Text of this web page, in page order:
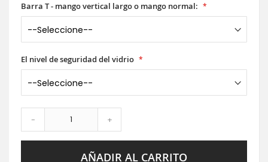
Barra T - mango vertical largo o mango normal:
El nivel de seguridad del vidrio
- +
AÑADIR AL CARRITO